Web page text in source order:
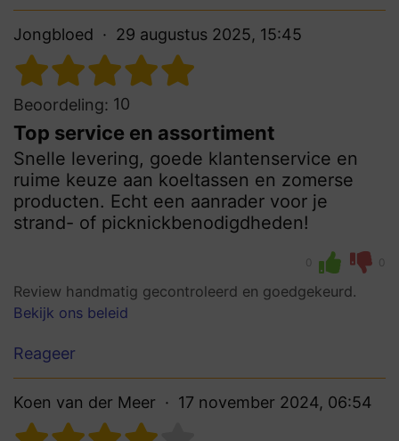
Jongbloed 29 augustus 2025, 15:45
Beoordeling: 10
Top service en assortiment
Snelle levering, goede klantenservice en
ruime keuze aan koeltassen en zomerse
producten. Echt een aanrader voor je
strand- of picknickbenodigdheden!
0 0
Review handmatig gecontroleerd en goedgekeurd.
Bekijk ons beleid
Reageer
Koen van der Meer 17 november 2024, 06:54